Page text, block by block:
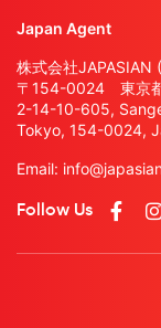
Japan Agent
株式会社JAPASIAN
〒154-0024 東京
2-14-10-605,
Tokyo, 154-0024,
Email:
Follow Us